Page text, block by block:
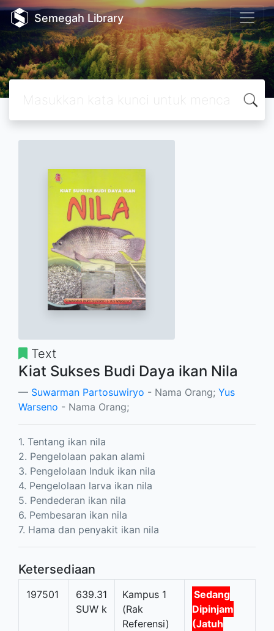
Semegah Library
Text
Kiat Sukses Budi Daya ikan Nila
Suwarman Partosuwiryo - Nama Orang; Yus
Warseno - Nama Orang;
1. Tentang ikan nila
2. Pengelolaan pakan alami
3. Pengelolaan Induk ikan nila
4. Pengelolaan larva ikan nila
5. Pendederan ikan nila
6. Pembesaran ikan nila
7. Hama dan penyakit ikan nila
Ketersediaan
197501
639.31
SUW k
Kampus 1
(Rak
Referensi)
Sedang
Dipinjam
(Jatuh